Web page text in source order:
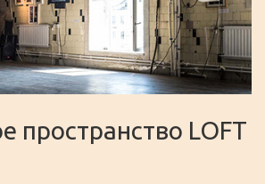
пространство LOFT